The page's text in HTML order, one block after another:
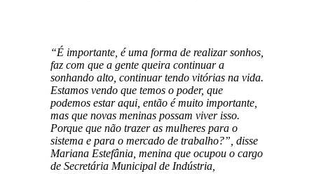
“É importante, é uma forma de realizar sonhos,
faz com que a gente queira continuar a
sonhando alto, continuar tendo vitórias na vida.
Estamos vendo que temos o poder, que
podemos estar aqui, então é muito importante,
mas que novas meninas possam viver isso.
Porque que não trazer as mulheres para o
sistema e para o mercado de trabalho?”, disse
Mariana Estefânia, menina que ocupou o cargo
de Secretária Municipal de Indústria,